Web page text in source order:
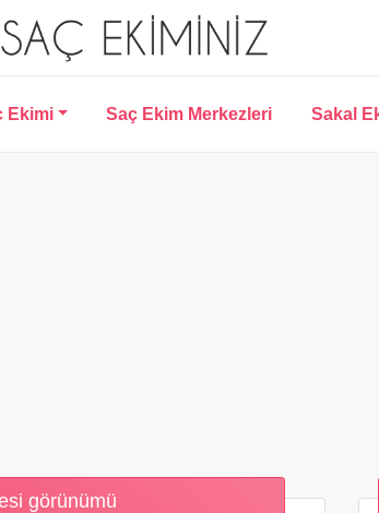
Ekimi Saç Ekim Merkezleri Sakal
görünümü